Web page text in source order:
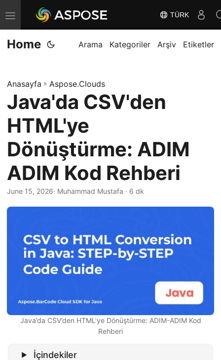
G
e
z
m
i
D
e
ğ
i
ş
t
TÜRK
Home Arama Kategoriler Arşiv Etiketler
Anasayfa » Aspose.Clouds
Java'da CSV'den
HTML'ye
Dönüştürme: ADIM
ADIM Kod Rehberi
June 15, 2026· Muhammad Mustafa · 6 dk
Java’da CSV’den HTML’ye Dönüştürme: ADIM-ADIM Kod
Rehberi
İçindekiler